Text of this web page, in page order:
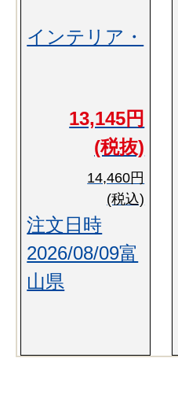
インテリア・
13,145円
(税抜)
14,460円
(税込)
注文日時
2026/08/09富
山県